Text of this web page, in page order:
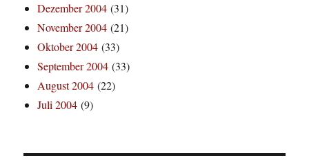
Dezember 2004 (31)
November 2004 (21)
Oktober 2004 (33)
September 2004 (33)
August 2004 (22)
Juli 2004 (9)